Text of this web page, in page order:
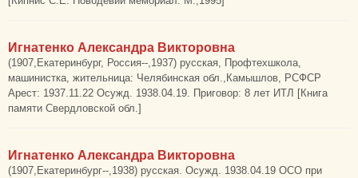
Игнатенко Александра Викторовна
(1907,Екатеринбург, Россия--,1937) русская, Профтехшкола,
машинистка, жительница: Челябинская обл.,Камышлов, РСФСР
Арест: 1937.11.22 Осужд. 1938.04.19. Приговор: 8 лет ИТЛ [Книга
памяти Свердловской обл.]
Игнатенко Александра Викторовна
(1907,Екатеринбург--,1938) русская. Осужд. 1938.04.19 ОСО при